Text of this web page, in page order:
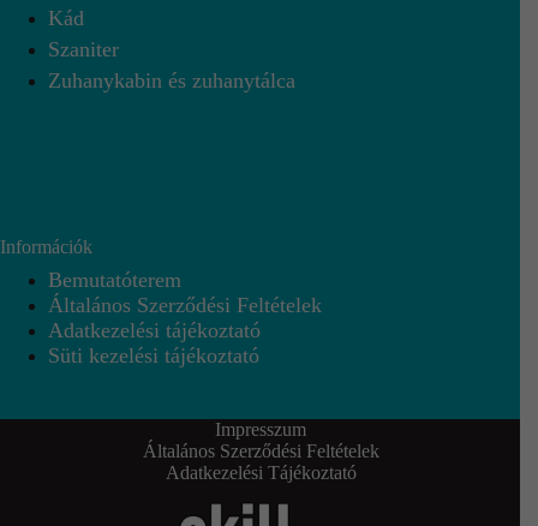
Kád
Szaniter
Zuhanykabin és zuhanytálca
Információk
Bemutatóterem
Általános Szerződési Feltételek
Adatkezelési tájékoztató
Süti kezelési tájékoztató
Impresszum
Általános Szerződési Feltételek
Adatkezelési Tájékoztató